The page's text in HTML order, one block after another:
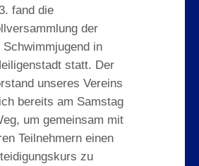
fand die
der
Schwimmjugend in
statt. Der
unseres Vereins
bereits am Samstag
um gemeinsam mit
Teilnehmern einen
zu